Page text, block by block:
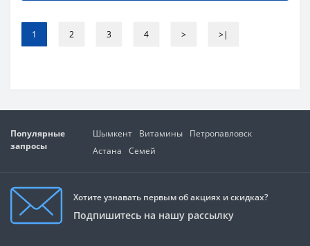
1 2 3 4 > >|
Популярные
запросы
Шымкент Витамины
Петропавловск
Астана
Семей
Хотите узнавать первым об акциях и скидках?
Подпишитесь на нашу рассылку